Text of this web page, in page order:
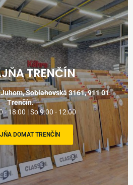
TRENČÍN
Soblahovská 3161, 911 01
Trenčín.
- 18:00 | So 9:00 - 12:00
DOMAT TRENČÍN